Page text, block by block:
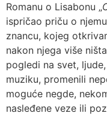
Romanu o Lisabonu „
ispričao priču o
znancu, kojeg
nakon njega više
pogledi na svet,
muziku, promenili
moguće negde,
nasleđene veze ili